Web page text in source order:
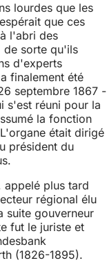
lourdes que les
que ces
l'abri des
de sorte qu'ils
d'experts
finalement été
septembre 1867 -
s'est réuni pour la
la fonction
était dirigé
président du
appelé plus tard
régional élu
suite gouverneur
fut le juriste et
(1826-1895).